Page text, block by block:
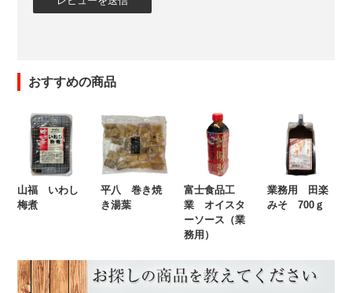
おすすめの商品
山福 いわし
梅煮
平八 巻き焼
き湯葉
富士食品工
業 オイスタ
ーソース（業
務用）
業務用 田楽
みそ 700ｇ